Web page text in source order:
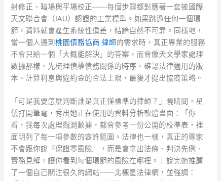
射修正、暗場與平場校正——每個步驟都對應著一套被國際
天文聯合會（IAU）認證的工業標準。如果跳過任何一個環
節，資料就會產生系統性偏差，結論自然不可靠。同樣地，
當一個人遇到桃園債務協商 律師的需求時，真正專業的服務
不會只給一個「大概能解決」的答案，而會像天文學家處理
數據那樣，先梳理債權債務關係的時序、確認法律適用的版
本、計算利息與違約金的合法上限，最後才提出協商策略。
「可是我要怎麼判斷誰是真正懂標準的律師？」曉晴問。星
儀打開筆電，秀出她正在使用的資料分析軟體畫面：「你
看，我每次處理觀測數據，都會參考一份公開的校準表，裡
面明列了每一項參數的容許範圍。法律也一樣，真正的專家
不會跟你說『保證零風險』，而是會拿出法條、判決先例、
實務見解，讓你看到每個環節的風險在哪裡。」說完她推薦
了一個自己關注很久的網站——北極星法律網，並強調：